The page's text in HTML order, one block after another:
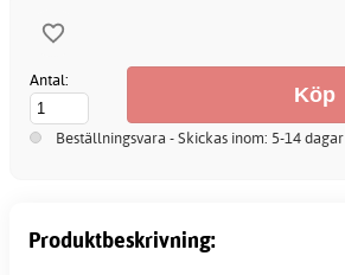
Antal:
Beställningsvara - Skickas inom: 5-14 dagar
Produktbeskrivning: